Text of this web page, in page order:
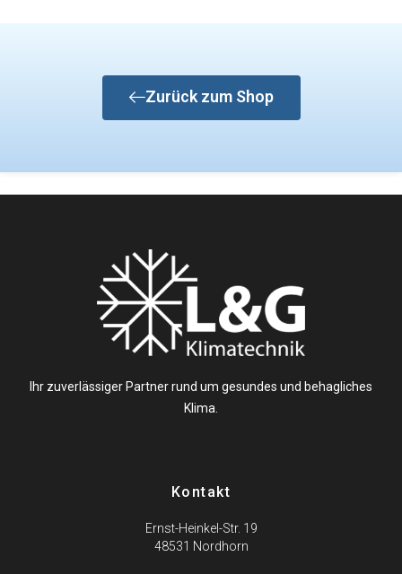
Zurück zum Shop
Ihr zuverlässiger Partner rund um gesundes und behagliches
Klima.
Kontakt
Ernst-Heinkel-Str. 19
48531 Nordhorn